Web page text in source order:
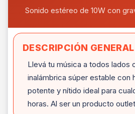
Sonido estéreo de 10W con
DESCRIPCIÓN GENERAL
Llevá tu música a todos lados
inalámbrica súper estable con
potente y nítido ideal para
horas. Al ser un producto